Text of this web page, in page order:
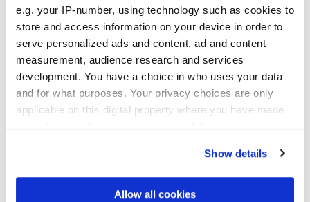
e.g. your IP-number, using technology such as cookies to
store and access information on your device in order to
serve personalized ads and content, ad and content
measurement, audience research and services
development. You have a choice in who uses your data
and for what purposes. Your privacy choices are only
applicable on this digital property where you have made
your choices. You can change or withdraw your consent
If you allow, we would also like to:
Show details
Allow all cookies